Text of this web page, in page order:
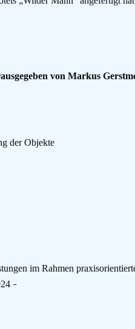
von Markus
der Objekte
im Rahmen
–